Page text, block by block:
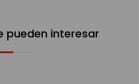
pueden interesar